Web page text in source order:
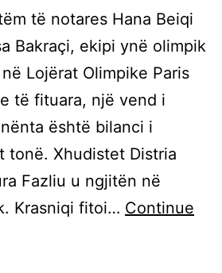
të notares Hana Beiqi
Bakraçi, ekipi ynë olimpik
Lojërat Olimpike Paris
të fituara, një vend i
është bilanci i
tonë. Xhudistet Distria
Fazliu u ngjitën në
Krasniqi fitoi… Continue